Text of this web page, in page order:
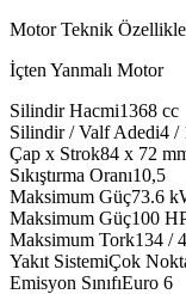
Motor Teknik
İçten Yanmalı Motor
Silindir Hacmi1368 cc
Silindir / Valf Adedi4 /
Çap x Strok84 x 72
Sıkıştırma Oranı10,5
Maksimum Güç73.6
Maksimum Güç100
Maksimum Tork134 /
Yakıt SistemiÇok
Emisyon SınıfıEuro 6